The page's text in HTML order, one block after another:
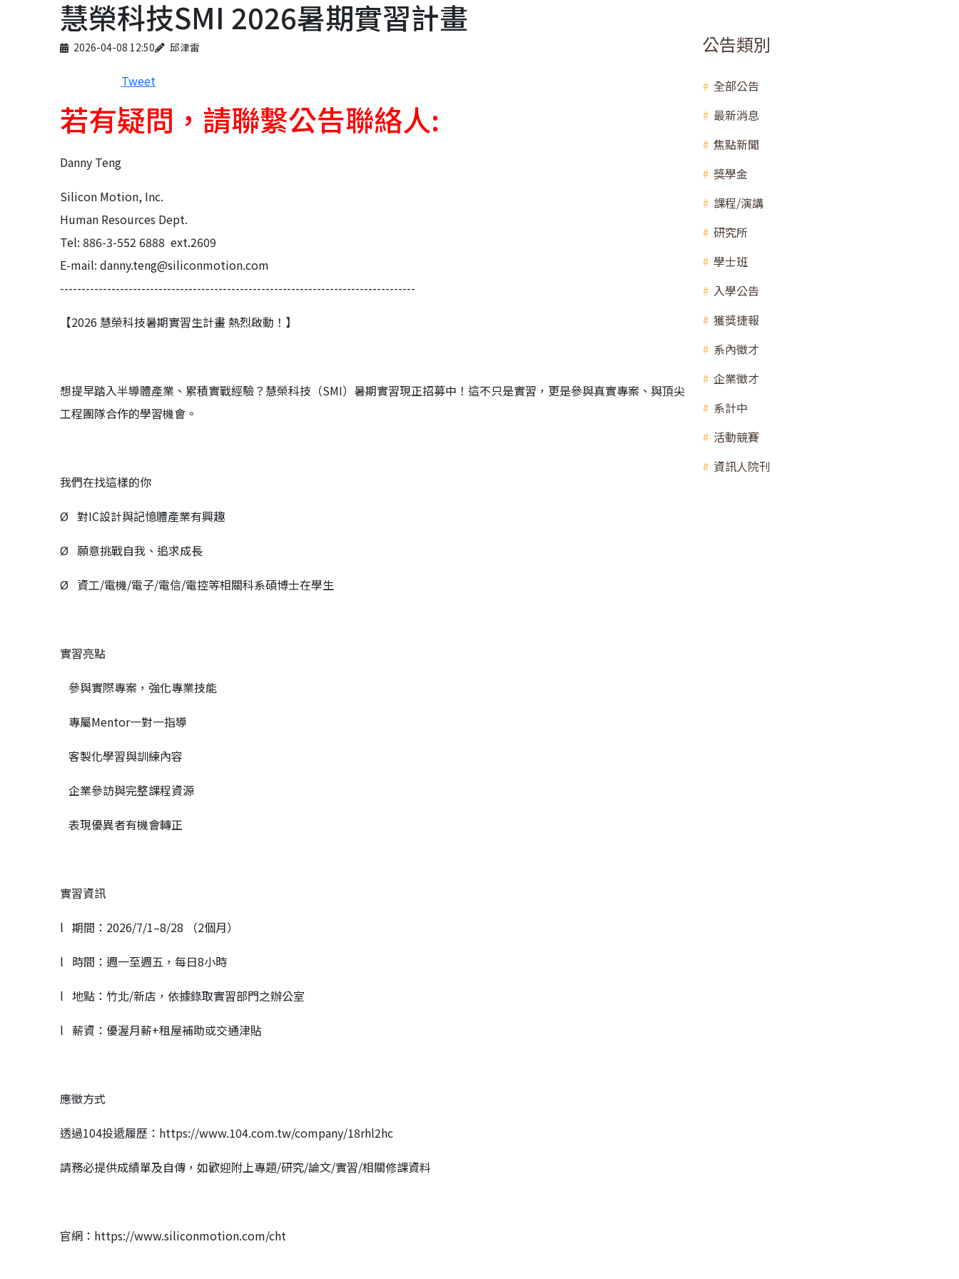
慧榮科技SMI 2026暑期實習計畫
Published on
2026-04-08 12:50
Author 邱津雷
Tweet
若有疑問，請聯繫公告聯絡人:
Danny Teng
Silicon Motion, Inc.
Human Resources Dept.
Tel: 886-3-552 6888 ext.2609
E-mail: danny.teng@siliconmotion.com
-----------------------------------------------------------------------------------
【2026 慧榮科技暑期實習生計畫 熱烈啟動！】
想提早踏入半導體產業、累積實戰經驗？慧榮科技（SMI）暑期實習現正招募中！這不只是實習，更是參與真實專案、與頂尖
工程團隊合作的學習機會。
我們在找這樣的你
Ø 對IC設計與記憶體產業有興趣
Ø 願意挑戰自我、追求成長
Ø 資工/電機/電子/電信/電控等相關科系碩博士在學生
實習亮點
參與實際專案，強化專業技能
專屬Mentor一對一指導
客製化學習與訓練內容
企業參訪與完整課程資源
表現優異者有機會轉正
實習資訊
l 期間：2026/7/1–8/28 （2個月）
l 時間：週一至週五，每日8小時
l 地點：竹北/新店，依據錄取實習部門之辦公室
l 薪資：優渥月薪+租屋補助或交通津貼
應徵方式
透過104投遞履歷：https://www.104.com.tw/company/18rhl2hc
請務必提供成績單及自傳，如歡迎附上專題/研究/論文/實習/相關修課資料
官網：https://www.siliconmotion.com/cht
公告類別
全部公告
最新消息
焦點新聞
獎學金
課程/演講
研究所
學士班
入學公告
獲獎捷報
系內徵才
企業徵才
系計中
活動競賽
資訊人院刊